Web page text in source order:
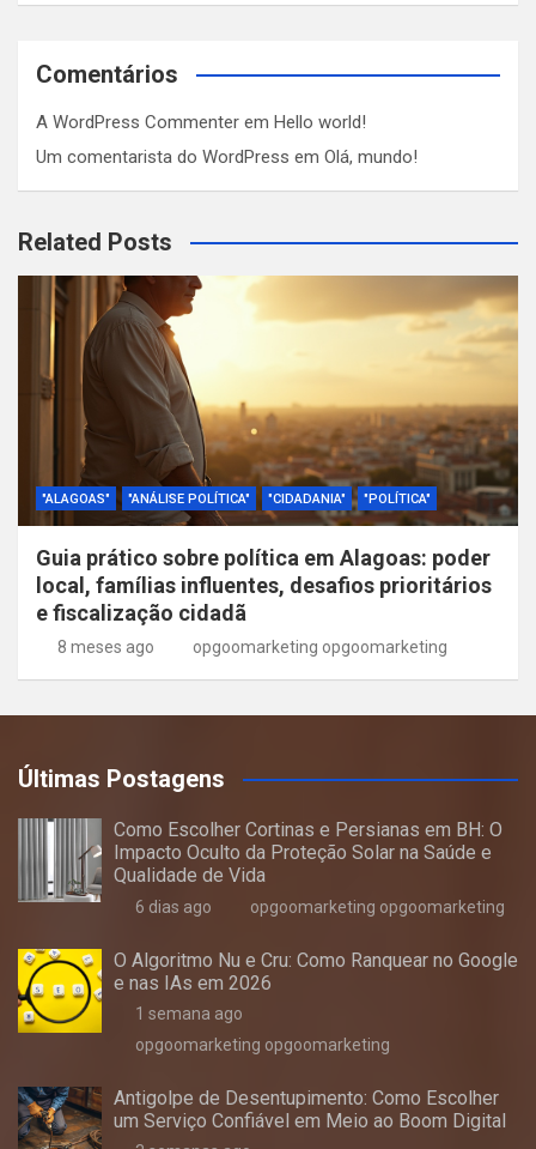
Comentários
A WordPress Commenter em Hello world!
Um comentarista do WordPress em Olá, mundo!
Related Posts
"ALAGOAS" "ANÁLISE POLÍTICA" "CIDADANIA" "POLÍTICA"
Guia prático sobre política em Alagoas: poder
local, famílias influentes, desafios prioritários
e fiscalização cidadã
8 meses ago opgoomarketing opgoomarketing
Últimas Postagens
Como Escolher Cortinas e Persianas em BH: O
Impacto Oculto da Proteção Solar na Saúde e
Qualidade de Vida
6 dias ago opgoomarketing opgoomarketing
O Algoritmo Nu e Cru: Como Ranquear no Google
e nas IAs em 2026
1 semana ago
opgoomarketing opgoomarketing
Antigolpe de Desentupimento: Como Escolher
um Serviço Confiável em Meio ao Boom Digital